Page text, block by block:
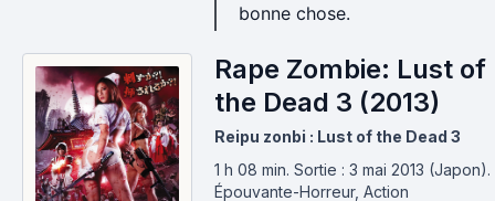
bonne chose.
Rape Zombie: Lust of
the Dead 3 (2013)
Reipu zonbi : Lust of the Dead 3
1 h 08 min. Sortie : 3 mai 2013 (Japon).
Épouvante-Horreur, Action